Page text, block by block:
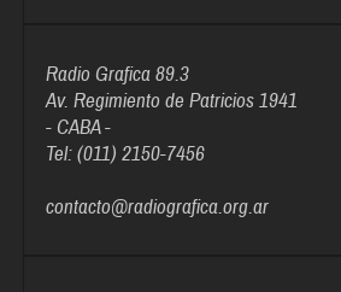
Radio Grafica 89.3
Av. Regimiento de Patricios 1941
- CABA -
Tel: (011) 2150-7456
contacto@radiografica.org.ar